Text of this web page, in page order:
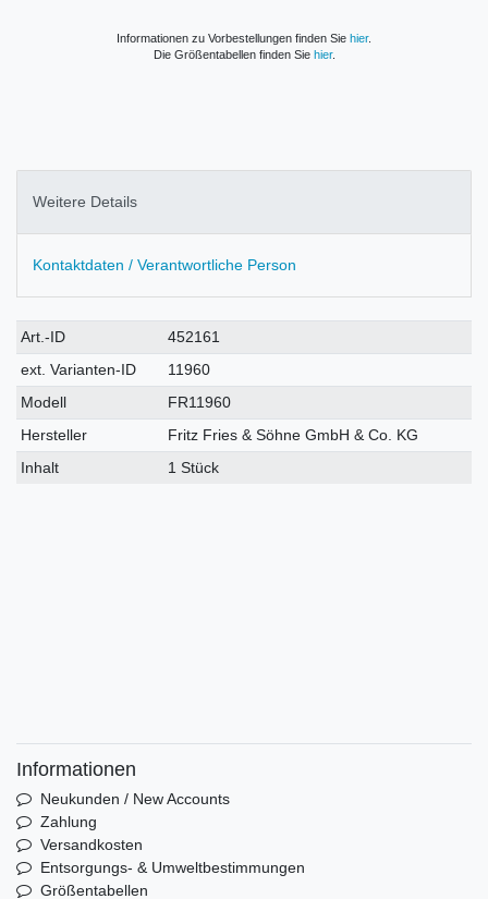
Informationen zu Vorbestellungen finden Sie hier.
Die Größentabellen finden Sie hier.
Weitere Details
Kontaktdaten / Verantwortliche Person
Technisches
Merkmal
Wert
Art.-ID
452161
ext. Varianten-ID
11960
Modell
FR11960
Hersteller
Fritz Fries & Söhne GmbH & Co. KG
Inhalt
1 Stück
Informationen
Neukunden / New Accounts
Zahlung
Versandkosten
Entsorgungs- & Umweltbestimmungen
Größentabellen